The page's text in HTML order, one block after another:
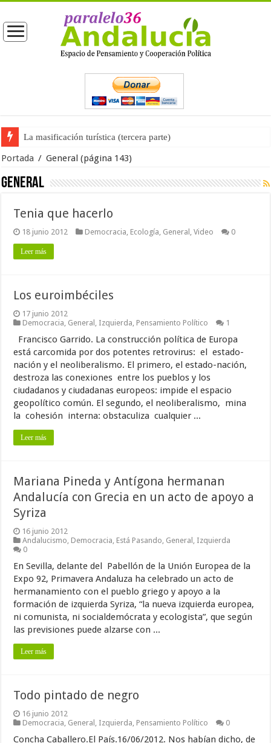
La masificación turística (tercera parte)
Portada / General (página 143)
General
Tenia que hacerlo
18 junio 2012 Democracia, Ecología, General ,Video 0
Leer más
Los euroimbéciles
17 junio 2012
Democracia, General , Izquierda, Pensamiento Político 1
Francisco Garrido. La construcción política de Europa
está carcomida por dos potentes retrovirus: el estado-
nación y el neoliberalismo. El primero, el estado-nación,
destroza las conexiones entre los pueblos y los
ciudadanos y ciudadanas europeos: impide el espacio
geopolítico común. El segundo, el neoliberalismo, mina
la cohesión interna: obstaculiza cualquier ...
Leer más
Mariana Pineda y Antígona hermanan
Andalucía con Grecia en un acto de apoyo a
Syriza
16 junio 2012
Andalucismo, Democracia, Está Pasando, General , Izquierda
0
En Sevilla, delante del Pabellón de la Unión Europea de la
Expo 92, Primavera Andaluza ha celebrado un acto de
hermanamiento con el pueblo griego y apoyo a la
formación de izquierda Syriza, “la nueva izquierda europea,
ni comunista, ni socialdemócrata y ecologista”, que según
las previsiones puede alzarse con ...
Leer más
Todo pintado de negro
16 junio 2012
Democracia, General , Izquierda, Pensamiento Político 0
Concha Caballero.El País.16/06/2012. Nos habían dicho, de